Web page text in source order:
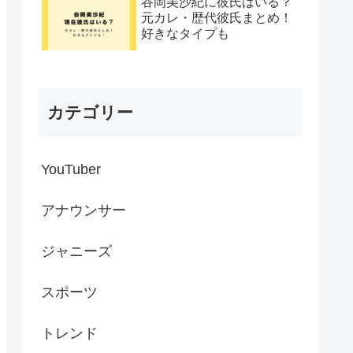
元カレ・歴代彼氏まとめ！
好きなタイプも
カテゴリー
YouTuber
アナウンサー
ジャニーズ
スポーツ
トレンド